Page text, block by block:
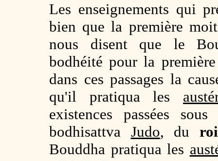
Les enseignements qui
bien que la première
nous disent que le
bodhéité pour la
dans ces passages la
qu'il pratiqua les
existences passées
bodhisattva Judo, du
Bouddha pratiqua les